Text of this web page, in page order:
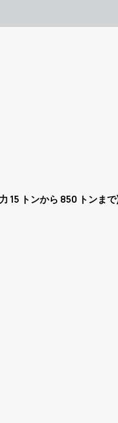
トンから 850 トンま